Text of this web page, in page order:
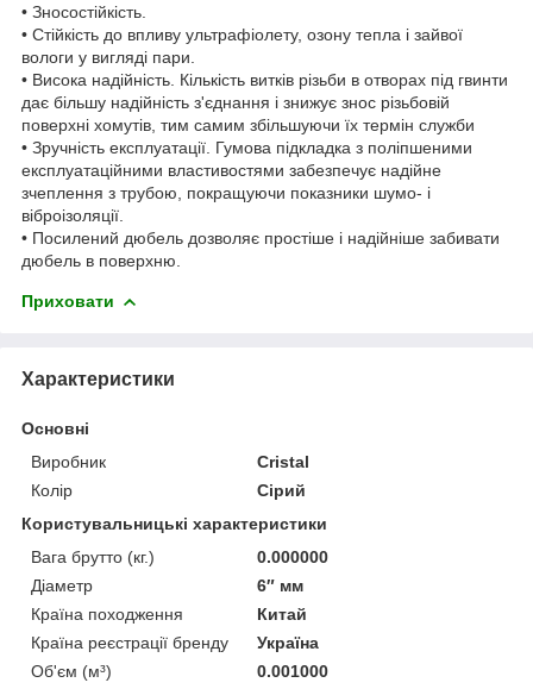
• Зносостійкість.
• Стійкість до впливу ультрафіолету, озону тепла і зайвої
вологи у вигляді пари.
• Висока надійність. Кількість витків різьби в отворах під гвинти
дає більшу надійність з'єднання і знижує знос різьбовій
поверхні хомутів, тим самим збільшуючи їх термін служби
• Зручність експлуатації. Гумова підкладка з поліпшеними
експлуатаційними властивостями забезпечує надійне
зчеплення з трубою, покращуючи показники шумо- і
віброізоляції.
• Посилений дюбель дозволяє простіше і надійніше забивати
дюбель в поверхню.
Приховати
Характеристики
Основні
Виробник
Cristal
Колір
Сірий
Користувальницькі характеристики
Вага брутто (кг.)
0.000000
Діаметр
6″ мм
Країна походження
Китай
Країна реєстрації бренду
Україна
Об'єм (м³)
0.001000